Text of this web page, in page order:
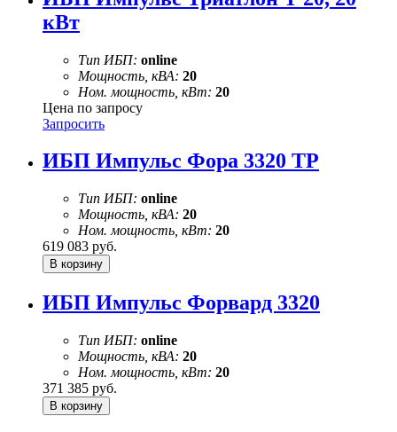
кВт
Тип ИБП: online
Мощность, кВА: 20
Ном. мощность, кВт: 20
Цена по запросу
Запросить
ИБП Импульс Фора 3320 ТР
Тип ИБП: online
Мощность, кВА: 20
Ном. мощность, кВт: 20
619 083 руб.
ИБП Импульс Форвард 3320
Тип ИБП: online
Мощность, кВА: 20
Ном. мощность, кВт: 20
371 385 руб.